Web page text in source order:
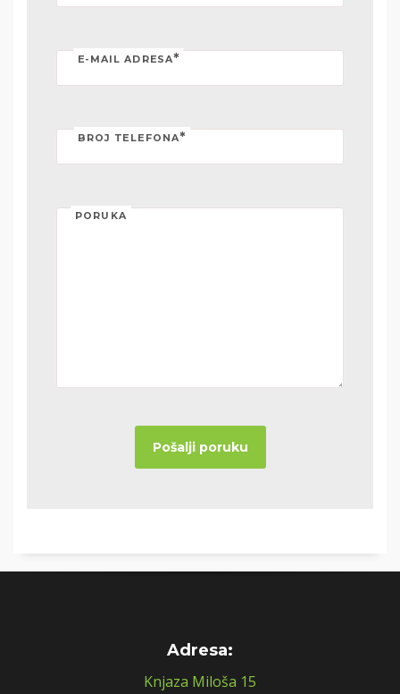
E-MAIL ADRESA*
BROJ TELEFONA*
PORUKA
Adresa:
Knjaza Miloša 15